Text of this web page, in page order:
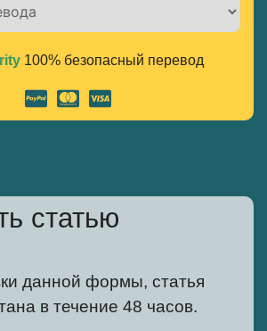
100% безопасный перевод
статью
данной формы, статья
в течение 48 часов.